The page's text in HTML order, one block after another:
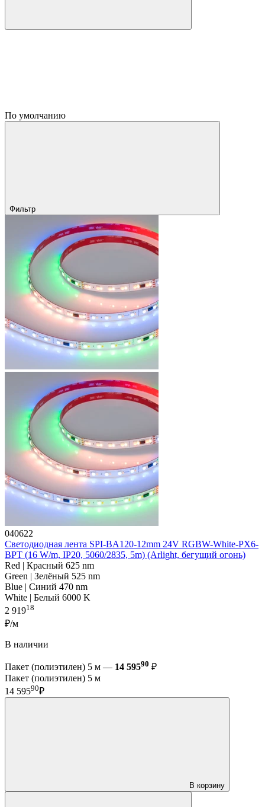
По умолчанию
Фильтр
040622
Светодиодная лента SPI-BA120-12mm 24V RGBW-White-PX6-
BPT (16 W/m, IP20, 5060/2835, 5m) (Arlight, бегущий огонь)
Red | Красный 625 nm
Green | Зелёный 525 nm
Blue | Синий 470 nm
White | Белый 6000 K
2 91918
₽/м
В наличии
Пакет (полиэтилен) 5 м — 14 59590 ₽
Пакет (полиэтилен) 5 м
14 59590₽
В корзину